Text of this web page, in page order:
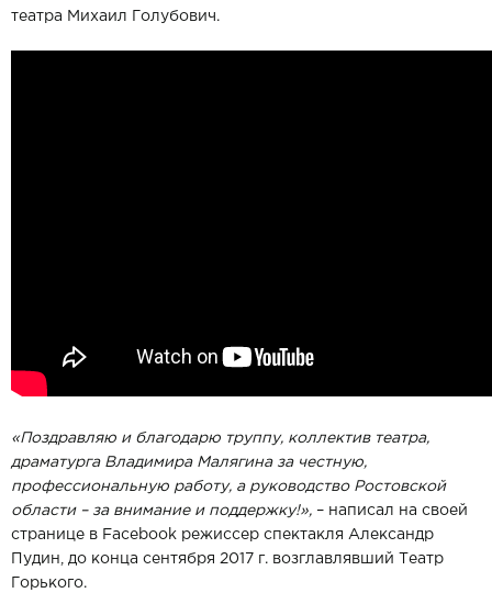
театра Михаил Голубович.
«Поздравляю и благодарю труппу, коллектив театра,
драматурга Владимира Малягина за честную,
профессиональную работу, а руководство Ростовской
области – за внимание и поддержку!», – написал на своей
странице в Facebook режиссер спектакля Александр
Пудин, до конца сентября 2017 г. возглавлявший Театр
Горького.